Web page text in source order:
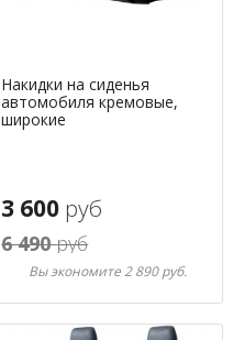
Накидки на сиденья
автомобиля кремовые,
широкие
3 600 руб
6 490руб
Вы экономите 2 890 руб.